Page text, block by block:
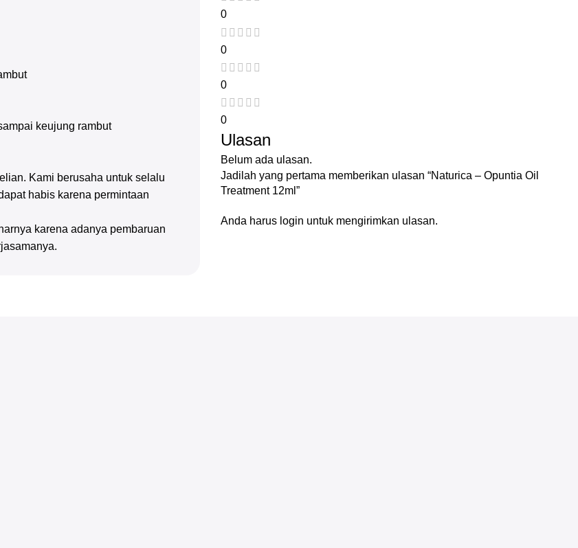
keujung rambut
Kami berusaha untuk selalu
habis karena permintaan
karena adanya pembaruan
0
0
0
0
Ulasan
Belum ada ulasan.
Jadilah yang pertama memberikan ulasan “Naturica – Opuntia Oil
Treatment 12ml”
Anda harus login untuk mengirimkan ulasan.